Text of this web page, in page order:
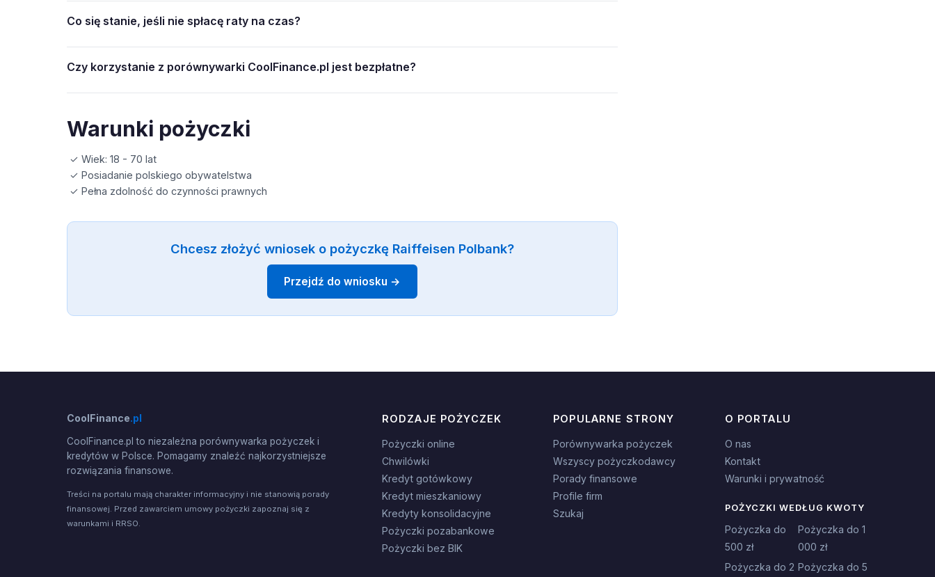
Co się stanie, jeśli nie spłacę raty na czas?
Czy korzystanie z porównywarki CoolFinance.pl jest bezpłatne?
Warunki pożyczki
✓ Wiek: 18 - 70 lat
✓ Posiadanie polskiego obywatelstwa
✓ Pełna zdolność do czynności prawnych
Chcesz złożyć wniosek o pożyczkę Raiffeisen Polbank?
Przejdź do wniosku →
CoolFinance.pl
CoolFinance.pl to niezależna porównywarka pożyczek i
kredytów w Polsce. Pomagamy znaleźć najkorzystniejsze
rozwiązania finansowe.
Treści na portalu mają charakter informacyjny i nie stanowią porady
finansowej. Przed zawarciem umowy pożyczki zapoznaj się z
warunkami i RRSO.
RODZAJE POŻYCZEK
Pożyczki online
Chwilówki
Kredyt gotówkowy
Kredyt mieszkaniowy
Kredyty konsolidacyjne
Pożyczki pozabankowe
Pożyczki bez BIK
POPULARNE STRONY
Porównywarka pożyczek
Wszyscy pożyczkodawcy
Porady finansowe
Profile firm
Szukaj
O PORTALU
O nas
Kontakt
Warunki i prywatność
POŻYCZKI WEDŁUG KWOTY
Pożyczka do
500 zł
Pożyczka do 1
000 zł
Pożyczka do 2 Pożyczka do 5